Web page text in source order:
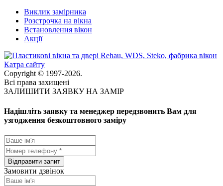
Виклик замірника
Розстрочка на вікна
Встановлення вікон
Акції
Катра сайту
Copyright © 1997-2026.
Всі права захищені
ЗАЛИШИТИ ЗАЯВКУ НА ЗАМІР
Надішліть заявку та менеджер передзвонить Вам для
узгодження безкоштовного заміру
Замовити дзвінок